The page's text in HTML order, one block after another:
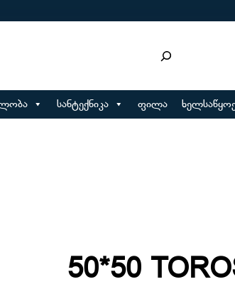
სანტექნიკა ფილა
50*50